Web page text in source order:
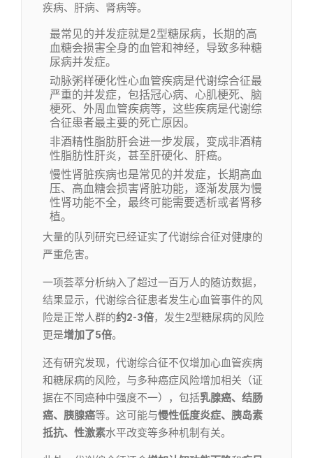
疾病、肝病、肾病等。
最常见的并发症就是2型糖尿病，长期的高
血糖会损害全身的血管和神经，导致多种糖
尿病并发症。
动脉粥样硬化性心血管疾病是代谢综合征最
严重的并发症，包括冠心病、心肌梗死、脑
梗死、外周血管疾病等，这些疾病是代谢综
合征患者最主要的死亡原因。
非酒精性脂肪肝会进一步发展，变成非酒精
性脂肪性肝炎，甚至肝硬化、肝癌。
慢性肾脏疾病也是常见的并发症，长期高血
压、高血糖会损害肾脏功能，逐渐发展为慢
性肾功能不全，最终可能需要透析或者肾移
植。
大量的队列研究已经证实了代谢综合征对健康的
严重危害。
一项荟萃分析纳入了超过一百万人的随访数据，
结果显示，代谢综合征患者发生心血管事件的风
险是正常人群的约2-3倍，发生2型糖尿病的风险
更是增加了5倍。
还有研究发现，代谢综合征不仅增加心血管疾病
和糖尿病的风险，与多种癌症风险增加相关（证
据在不同癌种中强度不一），包括乳腺癌、结肠
癌、胰腺癌等。这可能与慢性低度炎症、胰岛素
抵抗、性激素水平改变等多种机制有关。